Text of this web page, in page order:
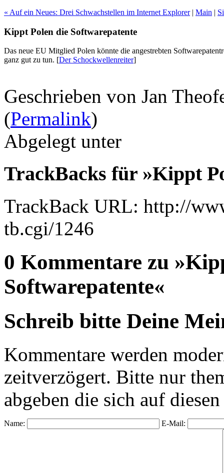
« Auf ein Neues: Drei Schwachstellen im Internet Explorer| Main |
Kippt Polen die Softwarepatente
Das neue EU Mitglied Polen könnte die angestrebten
ganz gut zu tun. [Der Schockwellenreiter]
Geschrieben von Jan
(Permalink)
Abgelegt unter
TrackBacks für »Kippt
TrackBack URL: http://
tb.cgi/1246
0 Kommentare zu
Softwarepatente«
Schreib bitte Deine
Kommentare werden
zeitverzögert. Bitte nur
abgeben die sich auf
Name: E-Mail: